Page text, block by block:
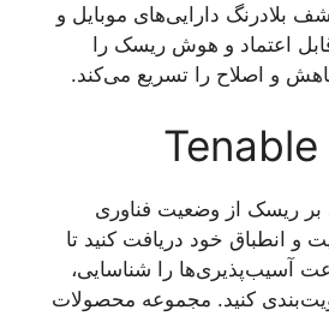
بلادرنگ دارایی‌های موبایل و
اعتماد و هوش ریسک را
و اصلاح را تسریع می‌کند.
بر ریسک از وضعیت فناوری
و انطباق خود دریافت کنید تا
آسیب‌پذیری‌ها را شناسایی،
کنید. مجموعه محصولات